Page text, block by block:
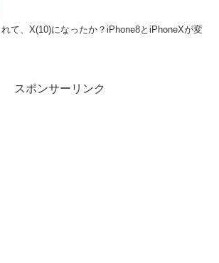
て、X(10)になったか？iPhone8とiPhoneXが変
スポンサーリンク